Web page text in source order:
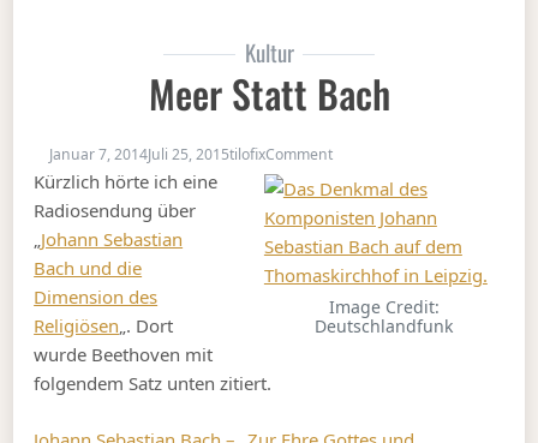
Kultur
Meer Statt Bach
Januar 7, 2014Juli 25, 2015tilofixCommenton Meer statt Bach
Image Credit:
Deutschlandfunk
Kürzlich hörte ich eine
Radiosendung über
„Johann Sebastian
Bach und die
Dimension des
Religiösen„. Dort
wurde Beethoven mit
folgendem Satz unten zitiert.